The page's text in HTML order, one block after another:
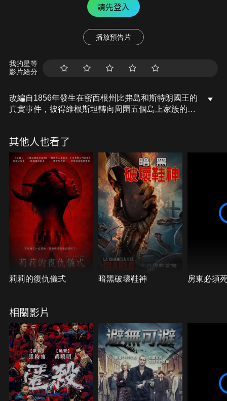
請先登入
播放預告片
我的星等
影片給分
改編自1856年發生在密西根州比弗島和斯特朗國王的
真實事件，彼得維根斯坦轉向周圍五個島上家族的男
個家族並做出了一個決定，將他的遺體秘密地埋葬在
格雷夫斯島，美國第一位也是唯一一位國王的統治就
此結束，但每個結束都伴隨著新的開始，因為邪惡在
那一夜誕生了，五個家族一直統治著這座島嶼，五個
家族共享著島嶼的財富也共同承受著島嶼的詛咒。
其他人也看了
莉莉的復仇儀式 暗黑破壞鞋神 房東必須
相關影片